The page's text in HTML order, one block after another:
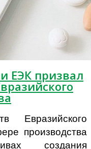
ЕЭК призвал
Евразийского
производства
создания